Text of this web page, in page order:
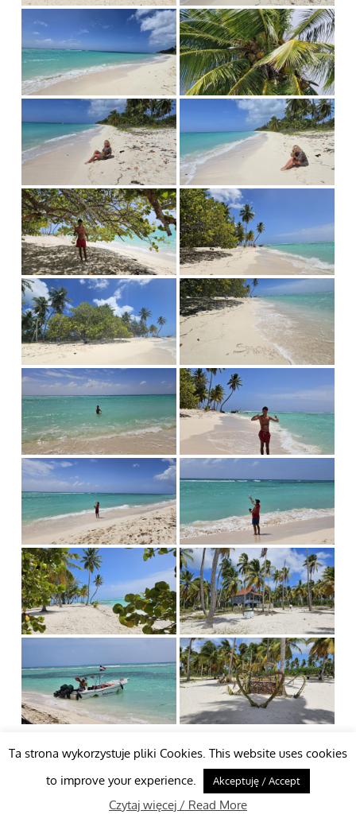
I przyszedł czas na obiad, który zjedliśmy w jedynej
wiosce na wyspie u jedynego Polaka, który mieszka na
Ta strona wykorzystuje pliki Cookies. This website uses cookies
to improve your experience.
Akceptuję / Accept
Czytaj więcej / Read More